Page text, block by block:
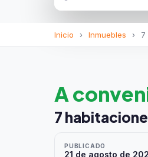
Inicio › Inmuebles › 7
A
7
PUBLICADO
21 de agosto de